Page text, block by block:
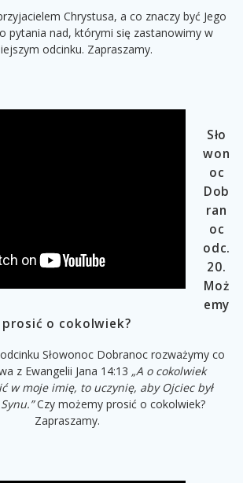
Chrystusa, a co znaczy być Jego
pytania nad, którymi się zastanowimy w
odcinku. Zapraszamy.
Sło
won
oc
Dob
ran
oc
odc.
20.
Moż
emy
prosić o cokolwiek?
Słowonoc Dobranoc rozważymy co
z Ewangelii Jana 14:13 „A o cokolwiek
w moje imię, to uczynię, aby Ojciec był
Czy możemy prosić o cokolwiek?
Zapraszamy.